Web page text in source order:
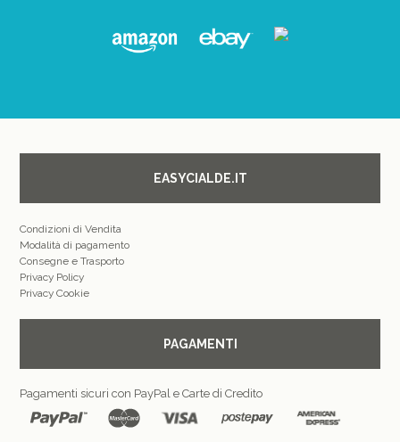
EASYCIALDE.IT
Condizioni di Vendita
Modalità di pagamento
Consegne e Trasporto
Privacy Policy
Privacy Cookie
PAGAMENTI
Pagamenti sicuri con PayPal e Carte di Credito